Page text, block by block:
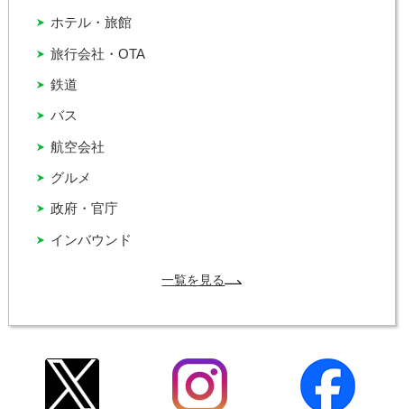
インバウンド
グルメ
バス
ホテル・旅館
政府・官庁
旅行会社・OTA
航空会社
鉄道
一覧を見る